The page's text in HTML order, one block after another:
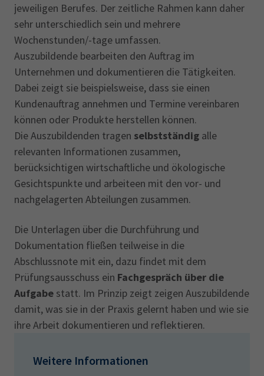
jeweiligen Berufes. Der zeitliche Rahmen kann daher
sehr unterschiedlich sein und mehrere
Wochenstunden/-tage umfassen.
Auszubildende bearbeiten den Auftrag im
Unternehmen und dokumentieren die Tätigkeiten.
Dabei zeigt sie beispielsweise, dass sie einen
Kundenauftrag annehmen und Termine vereinbaren
können oder Produkte herstellen können.
Die Auszubildenden tragen selbstständig alle
relevanten Informationen zusammen,
berücksichtigen wirtschaftliche und ökologische
Gesichtspunkte und arbeiteen mit den vor- und
nachgelagerten Abteilungen zusammen.
Die Unterlagen über die Durchführung und
Dokumentation fließen teilweise in die
Abschlussnote mit ein, dazu findet mit dem
Prüfungsausschuss ein Fachgespräch über die
Aufgabe statt. Im Prinzip zeigt zeigen Auszubildende
damit, was sie in der Praxis gelernt haben und wie sie
ihre Arbeit dokumentieren und reflektieren.
Weitere Informationen